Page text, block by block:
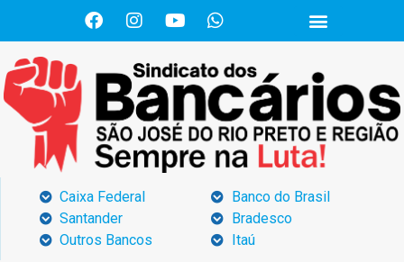
Caixa Federal
Santander
Outros Bancos
Banco do Brasil
Bradesco
Itaú